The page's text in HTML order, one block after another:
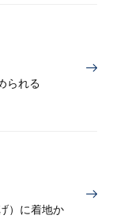
られる
）に着地か